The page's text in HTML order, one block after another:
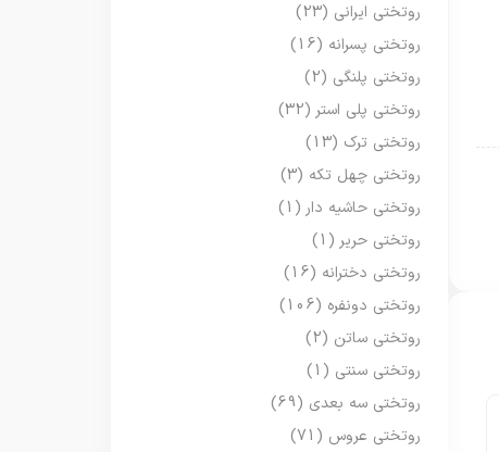
روتختی ایرانی (23)
روتختی پسرانه (16)
روتختی پلنگی (2)
روتختی پلی استر (32)
روتختی ترک (13)
روتختی چهل تکه (3)
روتختی حاشیه دار (1)
روتختی حریر (1)
روتختی دخترانه (16)
روتختی دونفره (106)
روتختی ساتن (2)
روتختی سنتی (1)
روتختی سه بعدی (69)
روتختی عروس (71)